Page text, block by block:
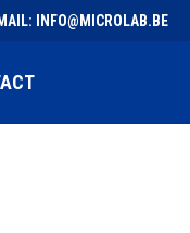
INFO@MICROLAB.BE